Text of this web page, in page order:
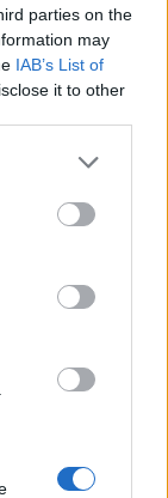
parties on the
may
IAB’s List of
it to other
more Google
may click to
party tags to
below Google